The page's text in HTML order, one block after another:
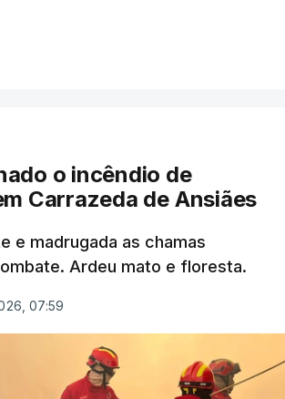
HTML5 MEDIA ELEMENT
ESTÁ NESTE
INDISPONÍVEL
canadianas estimam que vai levar
o incêndio de
Carrazeda de Ansiães
e madrugada as chamas
Ardeu mato e floresta.
07:59